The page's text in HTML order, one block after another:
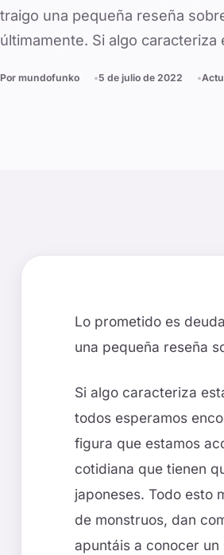
traigo una pequeña reseña
últimamente. Si algo
Por mundofunko 5 de julio de 2022
Lo prometido es
una pequeña reseña
Si algo caracteriza
todos esperamos
figura que estamos
cotidiana que tienen
japoneses. Todo esto
de monstruos, dan
apuntáis a conocer